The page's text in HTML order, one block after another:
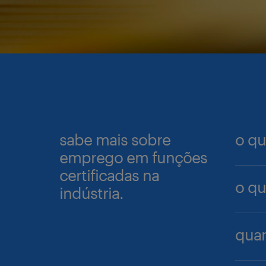
sabe mais sobre
emprego em funções
certificadas na
indústria.
o
É
o